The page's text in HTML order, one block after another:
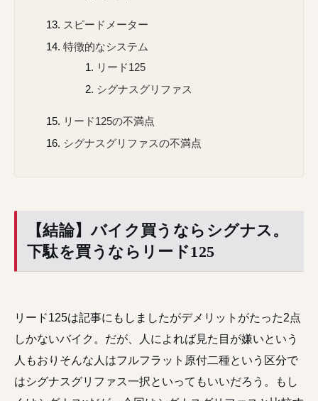
スピードメーター
特徴的なシステム
リード125
シグナスグリファス
リード125の不満点
シグナスグリファスの不満点
【結論】バイク買うならシグナス。
下駄を買うならリード125
リード125は記事にもしましたがデメリットがたった2点
しかないバイク。だが、人によれば見た目が嫌いという
人もおりそんな人はフルフラット原付二種という区分で
はシグナスグリファス一択といってもいいだろう。もし